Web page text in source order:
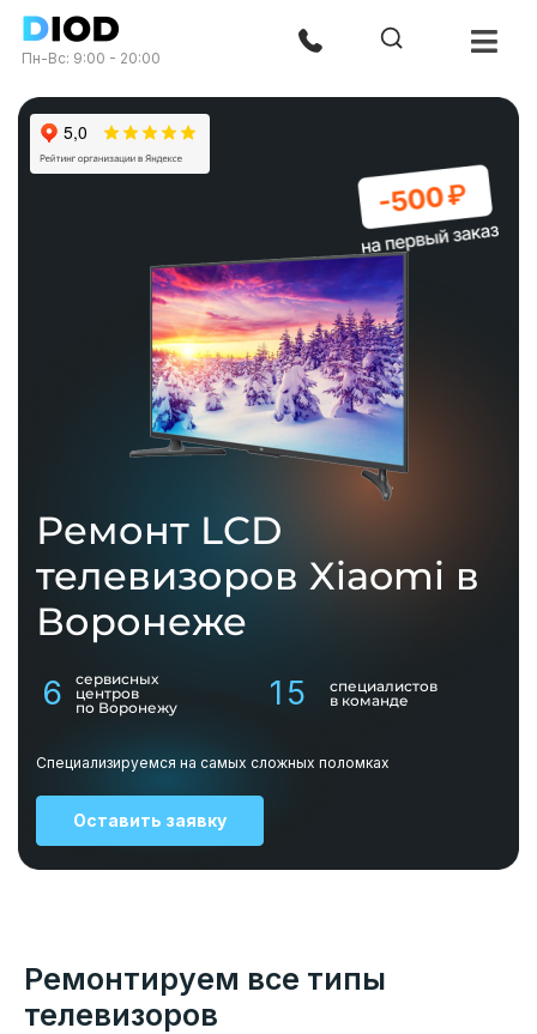
Пн-Вс: 9:00 - 20:00
Ремонт LCD
телевизоров Xiaomi в
Воронеже
6
сервисных
центров
по Воронежу
15
специалистов
в команде
Специализируемся на самых сложных поломках
Оставить заявку
Ремонтируем все типы
телевизоров